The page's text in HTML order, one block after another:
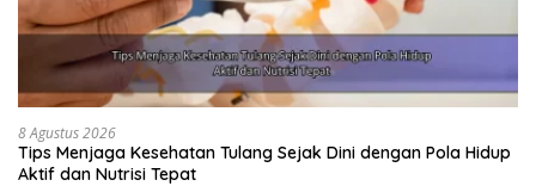
8 Agustus 2026
Tips Menjaga Kesehatan Tulang Sejak Dini dengan Pola Hidup
Aktif dan Nutrisi Tepat